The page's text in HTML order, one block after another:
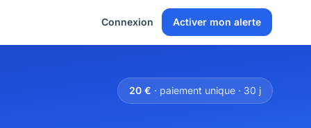
Connexion Activer mon alerte
20 € · paiement unique · 30 j